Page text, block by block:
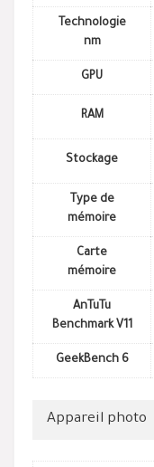
Technologie
nm
GPU
RAM
Stockage
Type de
mémoire
Carte
mémoire
AnTuTu
Benchmark V11
GeekBench 6
Appareil photo